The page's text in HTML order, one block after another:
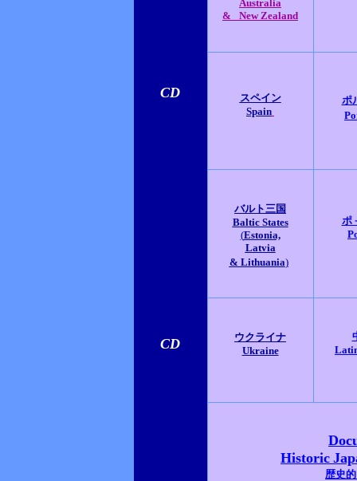
CD
CD
Australia
&
New Zealand
スペイン
Spain
ポ
バルト三国
Baltic States
(Estonia,
Latvia
& Lithuania)
ポ
ウクライナ
Ukraine
Historic
歴史